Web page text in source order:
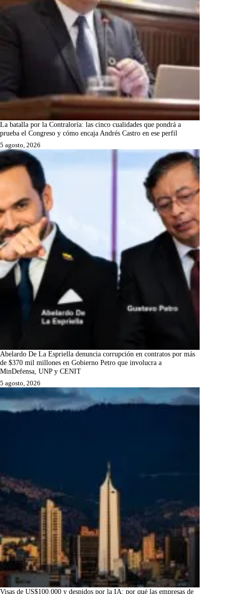
La batalla por la Contraloría: las cinco cualidades que pondrá a
prueba el Congreso y cómo encaja Andrés Castro en ese perfil
5 agosto, 2026
Abelardo De La Espriella denuncia corrupción en contratos por más
de $370 mil millones en Gobierno Petro que involucra a
MinDefensa, UNP y CENIT
5 agosto, 2026
Visas de US$100.000 y despidos por la IA: por qué las empresas de